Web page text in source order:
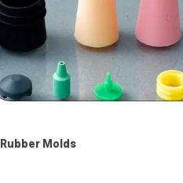
Rubber Molds